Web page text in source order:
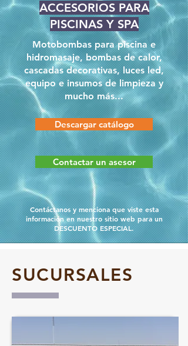
ACCESORIOS PARA
PISCINAS Y SPA
Motobombas para piscina e
hidromasaje, bombas de calor,
cascadas decorativas, luces led,
equipo e insumos de limpieza y
mucho más...
Descargar catálogo
Contactar un asesor
Contáctanos y menciona que viste esta
información en nuestro sitio web para un
DESCUENTO ESPECIAL.
SUCURSALES